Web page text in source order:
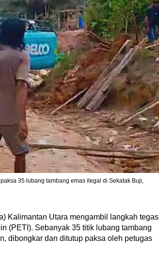
35 lubang tambang emas ilegal di Sekatak Buji,
Kalimantan Utara mengambil langkah tegas
(PETI). Sebanyak 35 titik lubang tambang
dibongkar dan ditutup paksa oleh petugas